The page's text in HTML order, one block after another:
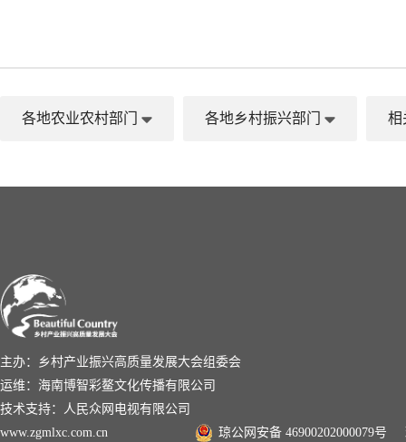
各地农业农村部门 各地乡村振兴部门 相
主办：乡村产业振兴高质量发展大会组委会
运维：海南博智彩鳌文化传播有限公司
技术支持：人民众网电视有限公司
www.zgmlxc.com.cn
琼公网安备 46900202000079号